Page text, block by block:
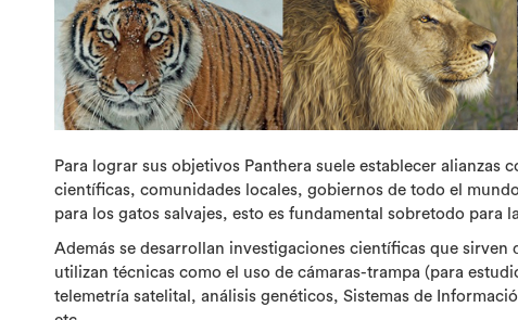
Para lograr sus objetivos Panthera suele establecer
científicas, comunidades locales, gobiernos de todo el
para los gatos salvajes, esto es fundamental sobretodo para
Además se desarrollan investigaciones científicas que
utilizan técnicas como el uso de cámaras-trampa (para
telemetría satelital, análisis genéticos, Sistemas de